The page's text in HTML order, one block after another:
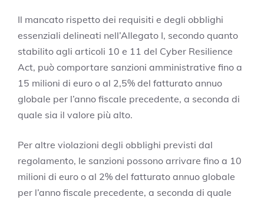
Il mancato rispetto dei requisiti e degli obblighi
essenziali delineati nell’Allegato I, secondo quanto
stabilito agli articoli 10 e 11 del Cyber Resilience
Act, può comportare sanzioni amministrative fino a
15 milioni di euro o al 2,5% del fatturato annuo
globale per l’anno fiscale precedente, a seconda di
quale sia il valore più alto.
Per altre violazioni degli obblighi previsti dal
regolamento, le sanzioni possono arrivare fino a 10
milioni di euro o al 2% del fatturato annuo globale
per l’anno fiscale precedente, a seconda di quale